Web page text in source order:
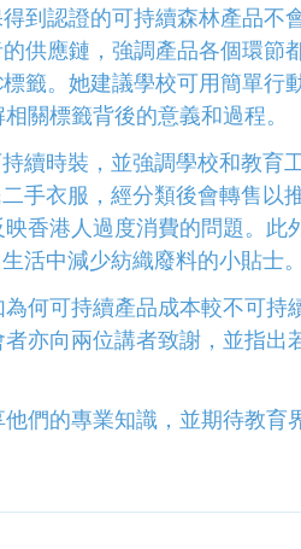
到認證的可持續森林產品不
供應鏈，強調產品各個環節
籤。她建議學校可用簡單行
關標籤背後的意義和過程。
續時裝，並強調學校和教育
手衣服，經分類後會轉售以
香港人過度消費的問題。此
活中減少紡織廢料的小貼士。
何可持續產品成本較不可持
亦向兩位講者致謝，並指出
們的專業知識，並期待教育